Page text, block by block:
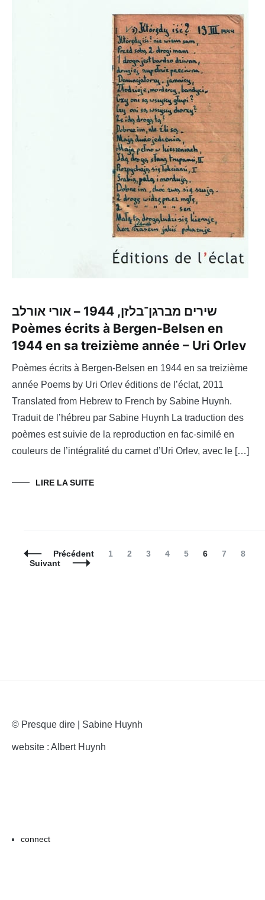
שירים מברגן־בלזן, 1944 – אורי אורלב
Poèmes écrits à Bergen-Belsen en
1944 en sa treizième année – Uri Orlev
Poèmes écrits à Bergen-Belsen en 1944 en sa treizième
année Poems by Uri Orlev éditions de l’éclat, 2011
Translated from Hebrew to French by Sabine Huynh.
Traduit de l’hébreu par Sabine Huynh La traduction des
poèmes est suivie de la reproduction en fac-similé en
couleurs de l’intégralité du carnet d’Uri Orlev, avec le […]
LIRE LA SUITE
Navigation
des
Précédent Page
1 Page
2 Page
3 Page
4 Page
5 Page
6 Page
7 Page
8
Suivant
© Presque dire | Sabine Huynh
website : Albert Huynh
connect